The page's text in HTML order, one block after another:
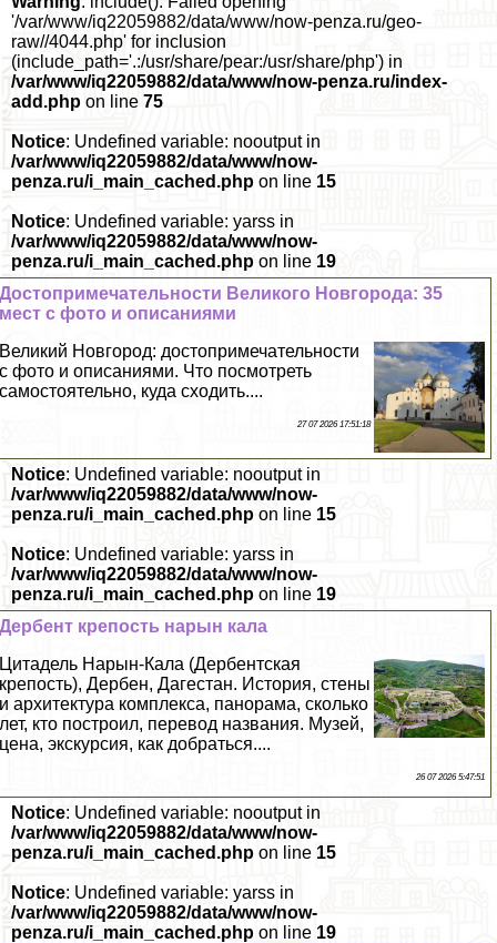
'/var/www/iq22059882/data/www/now-penza.ru/geo-
raw//4044.php' for inclusion
(include_path='.:/usr/share/pear:/usr/share/php') in
/var/www/iq22059882/data/www/now-penza.ru/index-
add.php on line 75
Notice: Undefined variable: nooutput in
/var/www/iq22059882/data/www/now-
penza.ru/i_main_cached.php on line 15
Notice: Undefined variable: yarss in
/var/www/iq22059882/data/www/now-
penza.ru/i_main_cached.php on line 19
Достопримечательности Великого Новгорода: 35
мест с фото и описаниями
Великий Новгород: достопримечательности
с фото и описаниями. Что посмотреть
самостоятельно, куда сходить....
27 07 2026 17:51:18
Notice: Undefined variable: nooutput in
/var/www/iq22059882/data/www/now-
penza.ru/i_main_cached.php on line 15
Notice: Undefined variable: yarss in
/var/www/iq22059882/data/www/now-
penza.ru/i_main_cached.php on line 19
Дербент крепость нарын кала
Цитадель Нарын-Кала (Дербентская
крепость), Дербен, Дагестан. История, стены
и архитектура комплекса, панорама, сколько
лет, кто построил, перевод названия. Музей,
цена, экскурсия, как добраться....
26 07 2026 5:47:51
Notice: Undefined variable: nooutput in
/var/www/iq22059882/data/www/now-
penza.ru/i_main_cached.php on line 15
Notice: Undefined variable: yarss in
/var/www/iq22059882/data/www/now-
penza.ru/i_main_cached.php on line 19